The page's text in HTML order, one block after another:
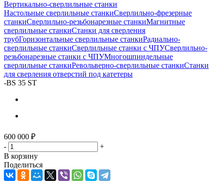
Вертикально-сверлильные станки
Настольные сверлильные станкиСверлильно-фрезерные
станкиСверлильно-резьбонарезные станкиМагнитные
сверлильные станкиСтанки для сверления
трубГоризонтальные сверлильные станкиРадиально-
сверлильные станкиСверлильные станки с ЧПУСверлильно-
резьбонарезные станки с ЧПУМногошпиндельные
сверлильные станкиРевольверно-сверлильные станкиСтанки
для сверления отверстий под катетеры
-BS 35 ST
600 000 ₽
-
+
В корзину
Поделиться